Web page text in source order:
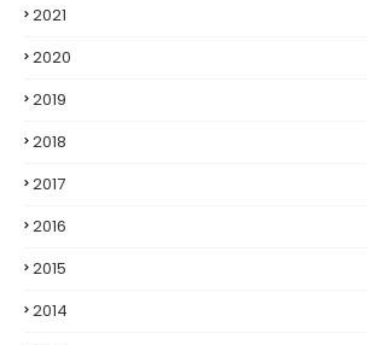
2021
2020
2019
2018
2017
2016
2015
2014